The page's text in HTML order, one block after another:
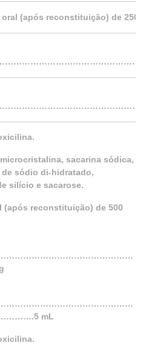
(após reconstituição) de 250
sacarina sódica,
sódio di-hidratado,
silício e sacarose.
(após reconstituição) de 500
mL